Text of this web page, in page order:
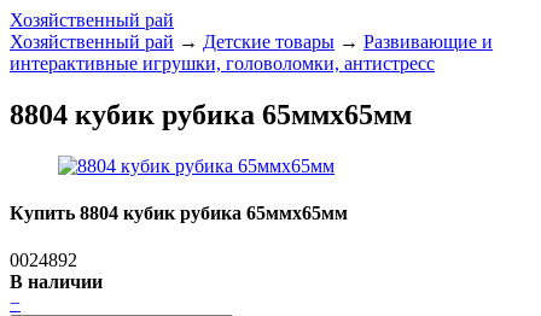
Хозяйственный рай
Хозяйственный рай → Детские товары → Развивающие и
интерактивные игрушки, головоломки, антистресс
8804 кубик рубика 65ммх65мм
Купить 8804 кубик рубика 65ммх65мм
0024892
В наличии
−